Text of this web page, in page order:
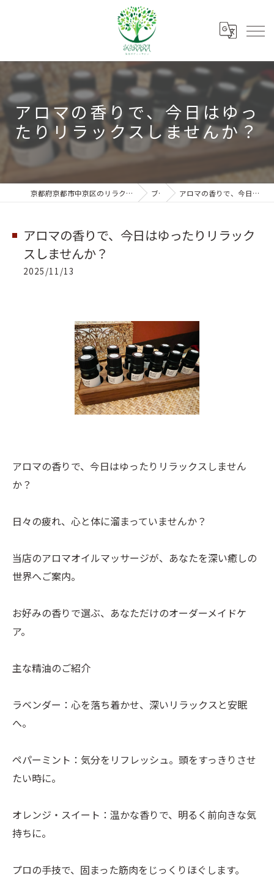
アロマの香りで、今日はゆっ
たりリラックスしませんか？
京都府京都市中京区のリラクゼーションなら朱雀ボディーサロンKIRARA ブログ アロマの香りで、今日はゆったりリラックスしませんか？
アロマの香りで、今日はゆったりリラック
スしませんか？
2025/11/13
アロマの香りで、今日はゆったりリラックスしません
か？
日々の疲れ、心と体に溜まっていませんか？
当店のアロマオイルマッサージが、あなたを深い癒しの
世界へご案内。
お好みの香りで選ぶ、あなただけのオーダーメイドケ
ア。
主な精油のご紹介
ラベンダー：心を落ち着かせ、深いリラックスと安眠
へ。
ペパーミント：気分をリフレッシュ。頭をすっきりさせ
たい時に。
オレンジ・スイート：温かな香りで、明るく前向きな気
持ちに。
プロの手技で、固まった筋肉をじっくりほぐします。